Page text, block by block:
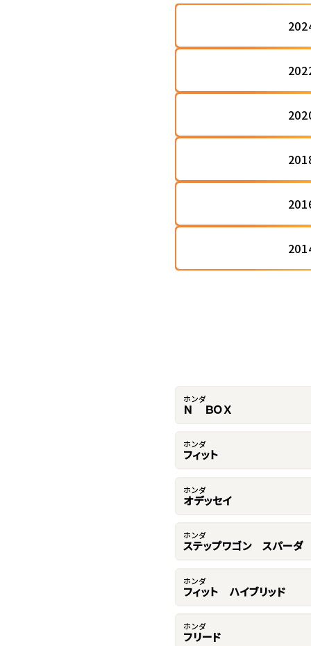
ホンダ
Ｎ ＢＯＸ
ホンダ
フィット
ホンダ
オデッセイ
ホンダ
ステップワゴン スパーダ
ホンダ
フィット ハイブリッド
ホンダ
フリード